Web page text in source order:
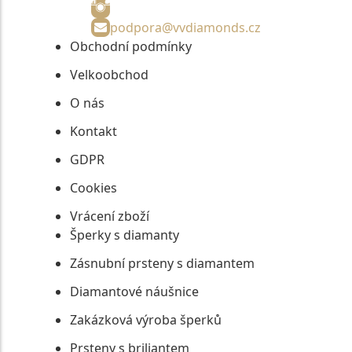
podpora@vvdiamonds.cz
Obchodní podmínky
Velkoobchod
O nás
Kontakt
GDPR
Cookies
Vrácení zboží
Šperky s diamanty
Zásnubní prsteny s diamantem
Diamantové náušnice
Zakázková výroba šperků
Prsteny s briliantem